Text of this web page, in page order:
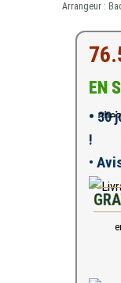
Arrangeur :
EN
• 30
!
•